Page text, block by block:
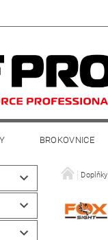
BROKOVNICE
Doplňky